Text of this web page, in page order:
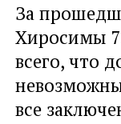
За
Хиросимы
всего, что
все